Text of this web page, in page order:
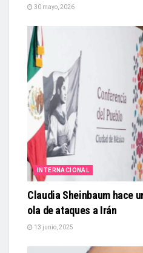
30 mayo, 2026
INTERNACIONAL
Claudia Sheinbaum hace
ola de ataques a Irán
13 junio, 2025